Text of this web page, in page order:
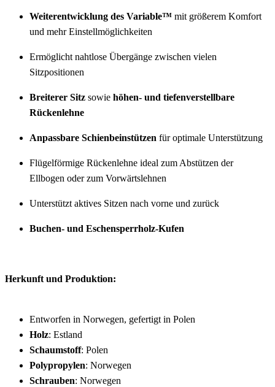
Weiterentwicklung des Variable™ mit größerem Komfort
und mehr Einstellmöglichkeiten
Ermöglicht nahtlose Übergänge zwischen vielen
Sitzpositionen
Breiterer Sitz sowie höhen- und tiefenverstellbare
Rückenlehne
Anpassbare Schienbeinstützen für optimale Unterstützung
Flügelförmige Rückenlehne ideal zum Abstützen der
Ellbogen oder zum Vorwärtslehnen
Unterstützt aktives Sitzen nach vorne und zurück
Buchen- und Eschensperrholz-Kufen
Herkunft und Produktion:
Entworfen in Norwegen, gefertigt in Polen
Holz: Estland
Schaumstoff: Polen
Polypropylen: Norwegen
Schrauben: Norwegen